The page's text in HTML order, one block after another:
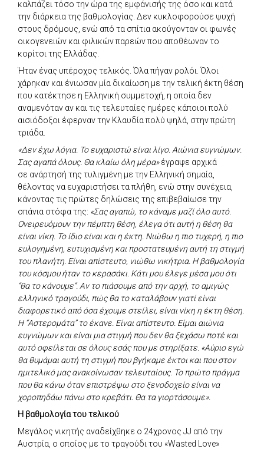
καλπάζει τόσο την ώρα της εμφάνισής της όσο και κατά
την διάρκεια της βαθμολογίας. Δεν κυκλοφορούσε ψυχή
στους δρόμους, ενώ από τα σπίτια ακούγονταν οι φωνές
οικογενειών και φιλικών παρεών που αποθέωναν το
κορίτσι της Ελλάδας.
Ήταν ένας υπέροχος τελικός. Όλα πήγαν ρολόι. Όλοι
χάρηκαν και ένιωσαν μία δικαίωση με την τελική έκτη θέση
που κατέκτησε η Ελληνική συμμετοχή, η οποία δεν
αναμενόταν αν και τις τελευταίες ημέρες κάποιοι πολύ
αισιόδοξοι έφερναν την Κλαυδία πολύ ψηλά, στην πρώτη
τριάδα.
«Δεν έχω λόγια. Το ευχαριστώ είναι λίγο. Αιώνια ευγνώμων.
Σας αγαπά όλους. Θα κλαίω όλη μέρα»έγραψε αρχικά
σε ανάρτησή της τυλιγμένη με την Ελληνική σημαία,
θέλοντας να ευχαριστήσει τα πλήθη, ενώ στην συνέχεια,
κάνοντας τις πρώτες δηλώσεις της επιβεβαίωσε την
σπάνια στόφα της: «Σας αγαπώ, το κάναμε μαζί όλο αυτό.
Ονειρευόμουν την πέμπτη θέση, έλεγα ότι αυτή η θέση θα
είναι νίκη. Το ίδιο είναι και η έκτη. Νιώθω η πιο τυχερή, η πιο
ευλογημένη, ευτυχισμένη και προστατευμένη αυτή τη στιγμή
του πλανήτη. Είναι απίστευτο, νιώθω νικήτρια. Η βαθμολογία
του κόσμου ήταν το κερασάκι. Κάτι μου έλεγε μέσα μου ότι
“θα το κάνουμε”. Αν το πιάσουμε από την αρχή, το αμιγώς
ελληνικό τραγούδι, πώς θα το καταλάβουν γιατί είναι
διαφορετικό από όσα έχουμε στείλει, είναι νίκη η έκτη θέση.
Η “Αστερομάτα” το έκανε. Είναι απίστευτο. Είμαι αιώνια
ευγνώμων και είναι μια στιγμή που δεν θα ξεχάσω ποτέ και
αυτό οφείλεται σε όλους εσάς που με στηρίξατε. «Αύριο εγώ
θα θυμάμαι αυτή τη στιγμή που βγήκαμε έκτοι και που στον
ημιτελικό μας ανακοίνωσαν τελευταίους. Το πρώτο πράγμα
που θα κάνω όταν επιστρέψω στο ξενοδοχείο είναι να
χοροπηδάω πάνω στο κρεβάτι. Θα τα γιορτάσουμε».
Η βαθμολογία του τελικού
Μεγάλος νικητής αναδείχθηκε ο 24χρονος JJ από την
Αυστρία, ο οποίος με το τραγούδι του «Wasted Love»